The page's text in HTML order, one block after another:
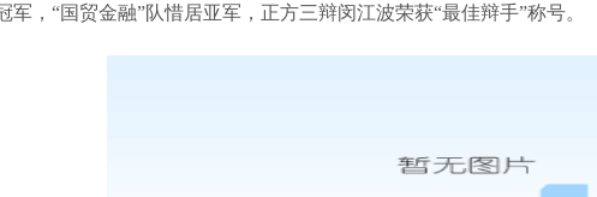
军，“国贸金融”队惜居亚军，正方三辩闵江波荣获“最佳辩手”称号。